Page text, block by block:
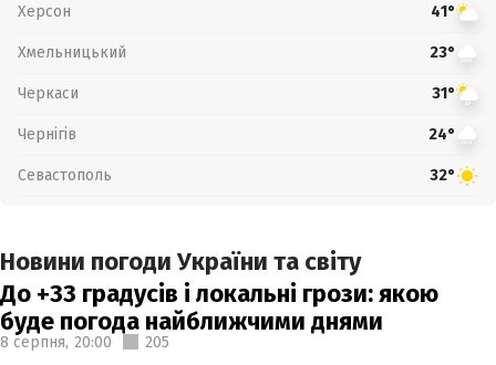
Херсон 41°
Хмельницький 23°
Черкаси 31°
Чернігів 24°
Севастополь 32°
Новини погоди України та світу
До +33 градусів і локальні грози: якою
буде погода найближчими днями
8 серпня, 20:00 205